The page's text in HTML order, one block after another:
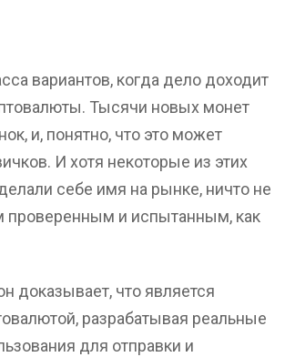
вариантов, когда дело доходит
Тысячи новых монет
и, понятно, что это может
И хотя некоторые из этих
себе имя на рынке, ничто не
проверенным и испытанным, как
доказывает, что является
разрабатывая реальные
для отправки и